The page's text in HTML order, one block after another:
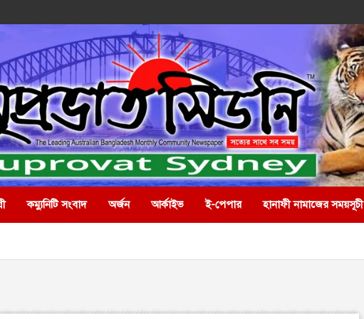
কম্যুনিটি সংবাদ অর্জন আর্কাইভ ই-পেপার হানাফী নামাজের সময়সূচী